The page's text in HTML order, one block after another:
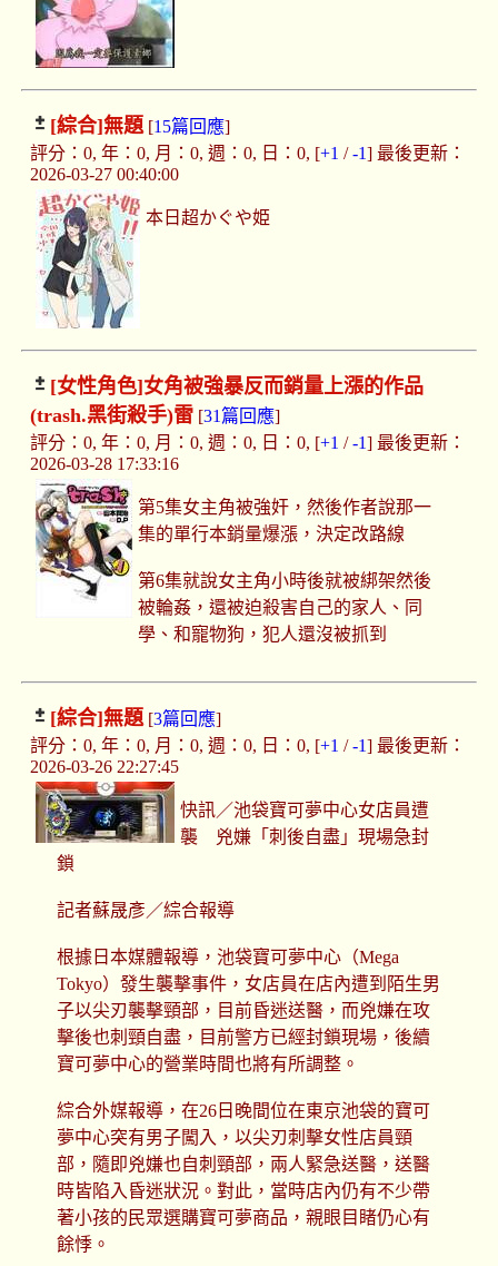
[綜合]無題[15篇回應]
評分：0, 年：0, 月：0, 週：0, 日：0, [+1 /-1] 最後更新：
2026-03-27 00:40:00
本日超かぐや姫
[女性角色]女角被強暴反而銷量上漲的作品
(trash.黑街殺手)雷[31篇回應]
評分：0, 年：0, 月：0, 週：0, 日：0, [+1 /-1] 最後更新：
2026-03-28 17:33:16
第5集女主角被強奸，然後作者說那一
集的單行本銷量爆漲，決定改路線
第6集就說女主角小時後就被綁架然後
被輪姦，還被迫殺害自己的家人、同
學、和寵物狗，犯人還沒被抓到
[綜合]無題[3篇回應]
評分：0, 年：0, 月：0, 週：0, 日：0, [+1 /-1] 最後更新：
2026-03-26 22:27:45
快訊／池袋寶可夢中心女店員遭
襲 兇嫌「刺後自盡」現場急封
鎖
記者蘇晟彥／綜合報導
根據日本媒體報導，池袋寶可夢中心（Mega
Tokyo）發生襲擊事件，女店員在店內遭到陌生男
子以尖刃襲擊頸部，目前昏迷送醫，而兇嫌在攻
擊後也刺頸自盡，目前警方已經封鎖現場，後續
寶可夢中心的營業時間也將有所調整。
綜合外媒報導，在26日晚間位在東京池袋的寶可
夢中心突有男子闖入，以尖刃刺擊女性店員頸
部，隨即兇嫌也自刺頸部，兩人緊急送醫，送醫
時皆陷入昏迷狀況。對此，當時店內仍有不少帶
著小孩的民眾選購寶可夢商品，親眼目睹仍心有
餘悸。